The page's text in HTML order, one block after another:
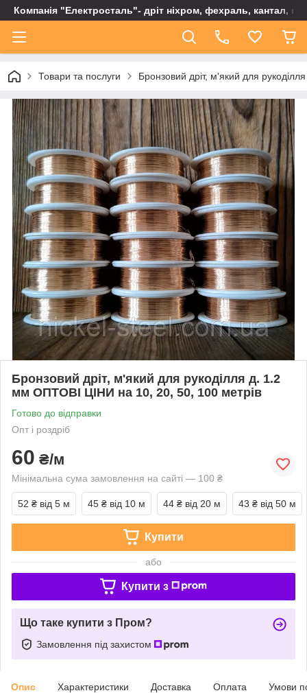
Компанія "Електросталь"- дріт ніхром, фехраль, кантал,
Товари та послуги Бронзовий дріт, м'який для
Бронзовий дріт, м'який для рукоділля д. 1.2
мм ОПТОВІ ЦІНИ на 10, 20, 50, 100 метрів
Готово до відправки
Опт і роздріб
60 ₴/м
Мінімальна сума замовлення на сайті — 100 ₴
52 ₴ від 5 м 45 ₴ від 10 м 44 ₴ від 20 м 43 ₴ від 50 м
Купити
або
Купити з
Що таке купити з Пром?
Замовлення під захистом
Опис Характеристики Доставка Оплата Умови